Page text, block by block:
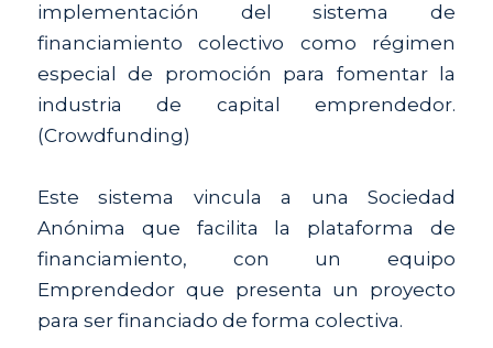
implementación del sistema de
financiamiento colectivo como régimen
especial de promoción para fomentar la
industria de capital emprendedor.
(Crowdfunding)
Este sistema vincula a una Sociedad
Anónima que facilita la plataforma de
financiamiento, con un equipo
Emprendedor que presenta un proyecto
para ser financiado de forma colectiva.